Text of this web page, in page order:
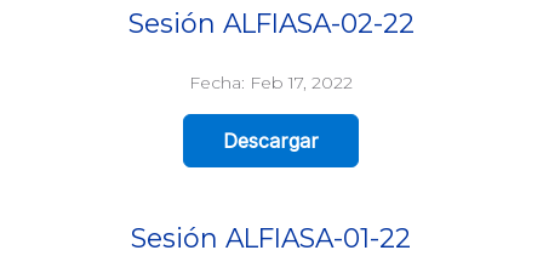
Sesión ALFIASA-02-22
Fecha: Feb 17, 2022
Descargar
Sesión ALFIASA-01-22